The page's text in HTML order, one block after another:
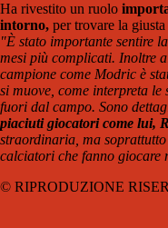
Ha rivestito un ruolo
intorno, per trovare la
"È stato importante sentire
mesi più complicati. Inoltre
campione come Modric è
si muove, come interpreta
fuori dal campo. Sono
piaciuti giocatori come lui,
straordinaria, ma
calciatori che fanno giocare
© RIPRODUZIONE